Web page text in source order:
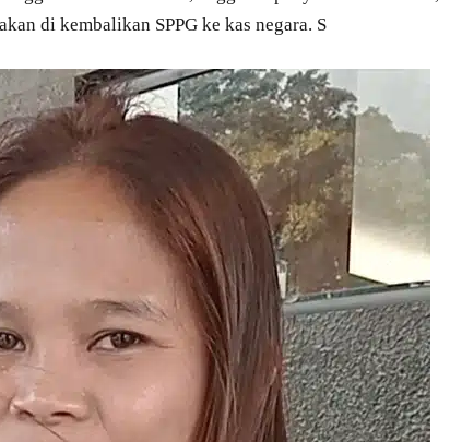
di kembalikan SPPG ke kas negara. S